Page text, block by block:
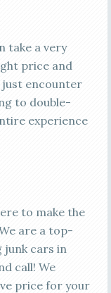
take a very
price and
just encounter
to double-
experience
to make the
are a top-
junk cars in
call! We
price for your